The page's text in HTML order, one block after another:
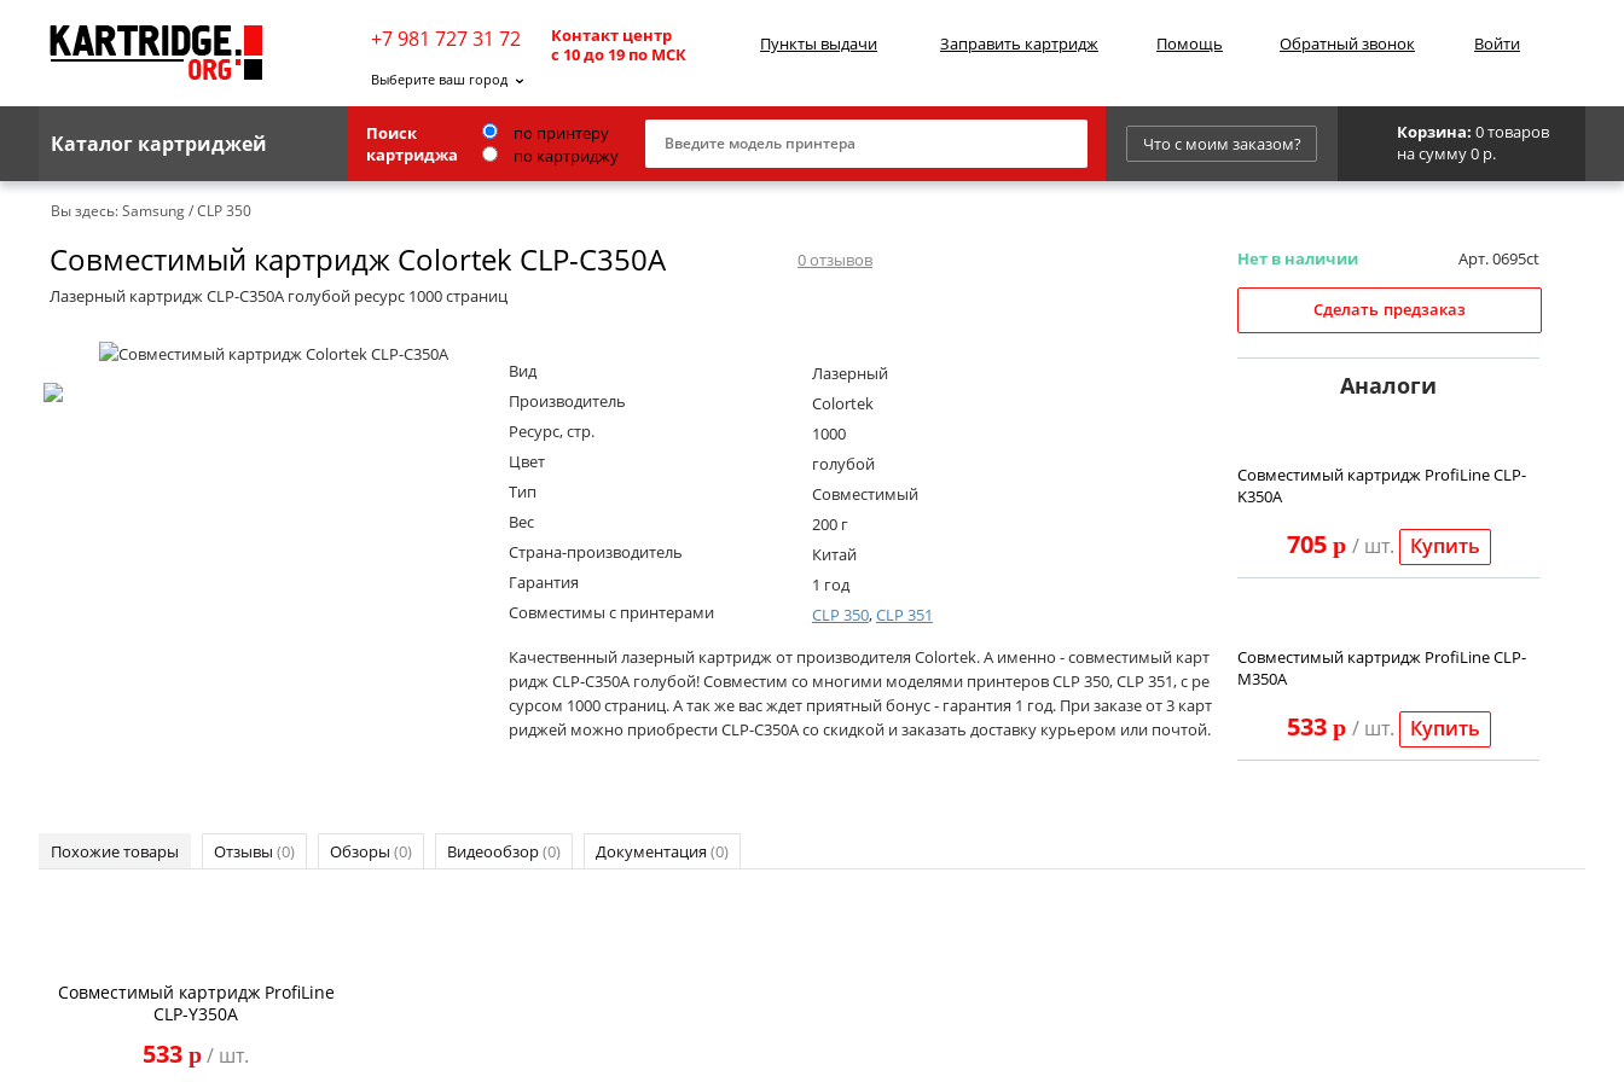
+7 981 727 31 72
Контакт центр
с 10 до 19 по МСК
Выберите ваш город
Пункты выдачи Заправить картридж Помощь Обратный звонок Войти
Каталог картриджей
Brother
G&G
HP
Kodak
Lexmark
Xerox
Поиск
картриджа
по принтеру
по картриджу
Что с моим заказом?
Корзина: 0 товаров
на сумму 0 р.
Вы здесь:Samsung/CLP 350
Совместимый картридж Colortek CLP-C350A 0отзывов
Лазерный картридж CLP-C350A голубой ресурс 1000 страниц
Вид
Лазерный
Производитель
Colortek
Ресурс, стр.
1000
Цвет
голубой
Тип
Совместимый
Вес
200 г
Страна-производитель
Китай
Гарантия
1 год
Совместимы с принтерами
CLP 350,CLP 351
Качественный лазерный картридж от производителя Colortek. А именно - совместимый карт
ридж CLP-C350A голубой! Совместим со многими моделями принтеров CLP 350, CLP 351, с ре
сурсом 1000 страниц. А так же вас ждет приятный бонус - гарантия 1 год. При заказе от 3 карт
риджей можно приобрести CLP-C350A со скидкой и заказать доставку курьером или почтой.
Нет в наличии Арт. 0695ct
Сделать предзаказ
Аналоги
Совместимый картридж ProfiLine CLP-
K350A
705 p / шт. Купить
Совместимый картридж ProfiLine CLP-
M350A
533 p / шт. Купить
Похожие товары Отзывы (0) Обзоры (0) Видеообзор(0) Документация (0)
Совместимый картридж ProfiLine
CLP-Y350A
533 p/ шт.